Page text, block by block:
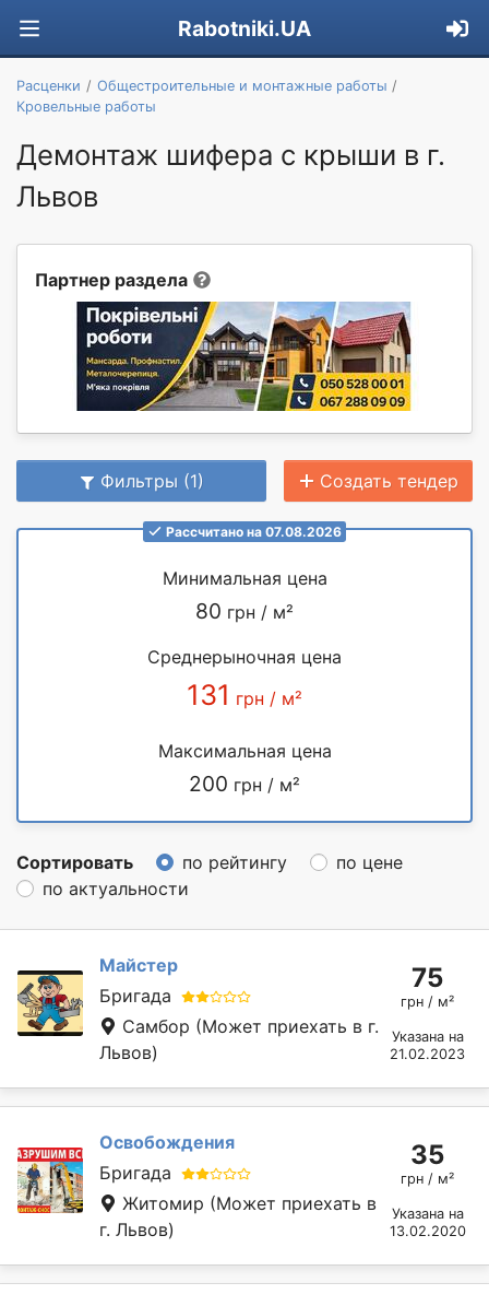
Rabotniki.UA
Расценки
Общестроительные и монтажные работы
Кровельные работы
Демонтаж шифера с крыши в г.
Львов
Партнер раздела
Фильтры (1) Создать тендер
Рассчитано на 07.08.2026
Минимальная цена
80 грн / м²
Среднерыночная цена
131 грн / м²
Максимальная цена
200 грн / м²
Сортировать по рейтингу
по цене
по актуальности
Майстер
Бригада
Самбор (Может приехать в г.
Львов)
75
грн / м²
Указана на
21.02.2023
Освобождения
Бригада
Житомир (Может приехать в
г. Львов)
35
грн / м²
Указана на
13.02.2020